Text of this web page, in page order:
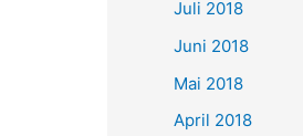
Juli 2018
Juni 2018
Mai 2018
April 2018